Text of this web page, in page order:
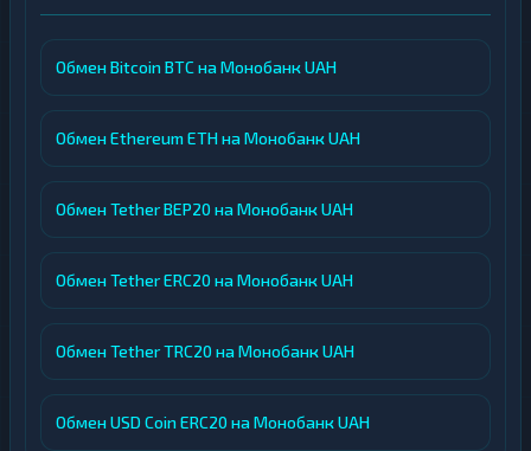
Обмен Bitcoin BTC на Монобанк UAH
Обмен Ethereum ETH на Монобанк UAH
Обмен Tether BEP20 на Монобанк UAH
Обмен Tether ERC20 на Монобанк UAH
Обмен Tether TRC20 на Монобанк UAH
Обмен USD Coin ERC20 на Монобанк UAH